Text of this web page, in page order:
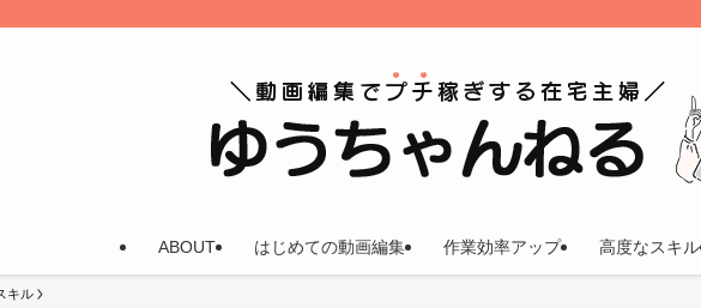
ABOUT はじめての動画編集 作業効率アップ 高度なスキル
キル